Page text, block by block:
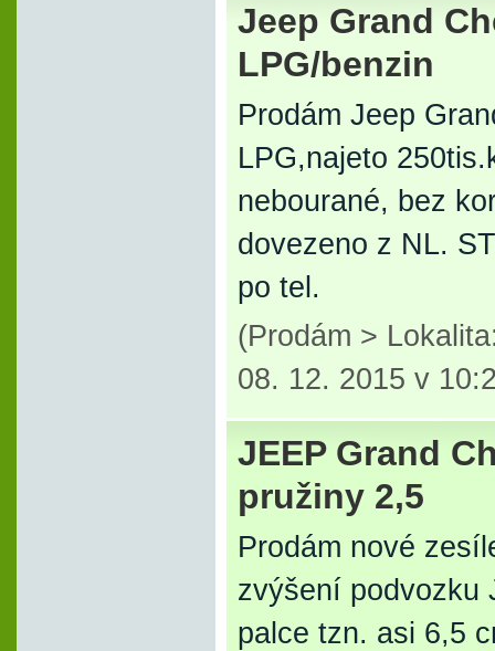
Jeep Grand
LPG/benzin
Prodám Jeep
LPG,najeto
nebourané, bez
dovezeno z NL.
po tel.
(Prodám >
08. 12. 2015 v
JEEP Grand
pružiny 2,5
Prodám nové
zvýšení podvozku
palce tzn. asi 6,5